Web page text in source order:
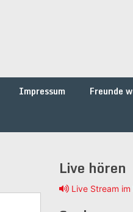
Impressum
Freunde
Live hören
Live Stream